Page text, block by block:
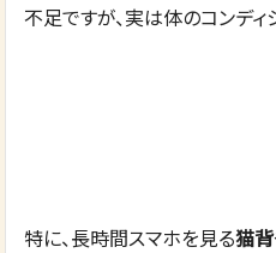
不足ですが、実は体のコンディ
特に、長時間スマホを見る猫背